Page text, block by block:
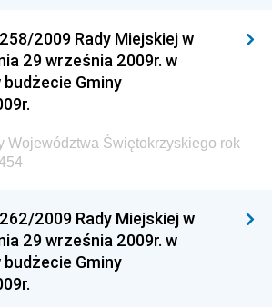
Ministerstwa Kultury, Dziedzictwa
Ministra Finansów, Funduszy i
Ministra Rozwoju, Pracy i
Ministra Kultury, Dziedzictwa
Ministra Rodziny i Polityki
2009 Rady Miejskiej w
29 września 2009r. w
Gminy
Województwa Świętokrzyskiego rok
2009 Rady Miejskiej w
29 września 2009r. w
Gminy